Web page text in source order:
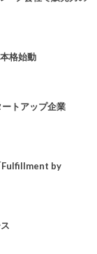
格始動
トアップ企業
Fulfillment by